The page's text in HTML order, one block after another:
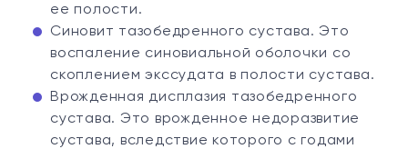
ее полости.
Синовит тазобедренного сустава. Это
воспаление синовиальной оболочки со
скоплением экссудата в полости сустава.
Врожденная дисплазия тазобедренного
сустава. Это врожденное недоразвитие
сустава, вследствие которого с годами